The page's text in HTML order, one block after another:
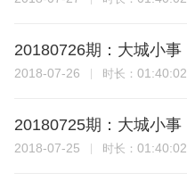
20180726期：大城小事
2018-07-26 时长： 01:40:02
20180725期：大城小事
2018-07-25 时长： 01:40:02